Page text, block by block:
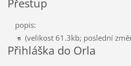
Přestup
popis:
(velikost 61.3kb; poslední
Přihláška do Orla